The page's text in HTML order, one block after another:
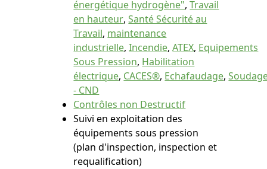
énergétique hydrogène",Travail
en hauteur,Santé Sécurité au
Travail, maintenance
industrielle,Incendie,ATEX, Equipements
Sous Pression, Habilitation
électrique, CACES®, Echafaudage,
- CND
Contrôles non Destructif
Suivi en exploitation des
équipements sous pression
(plan d'inspection, inspection et
requalification)